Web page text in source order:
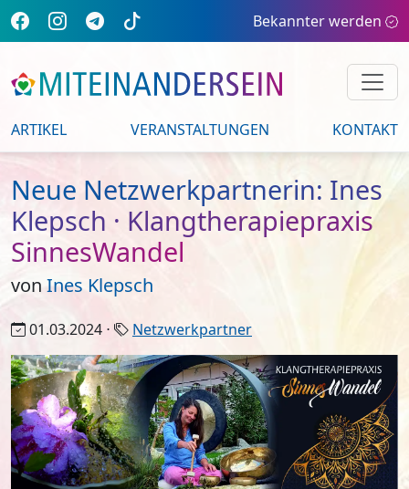
Bekannter werden
ARTIKEL VERANSTALTUNGEN KONTAKT
Neue Netzwerkpartnerin: Ines
Klepsch · Klangtherapiepraxis
SinnesWandel
von Ines Klepsch
01.03.2024 ⋅ Netzwerkpartner